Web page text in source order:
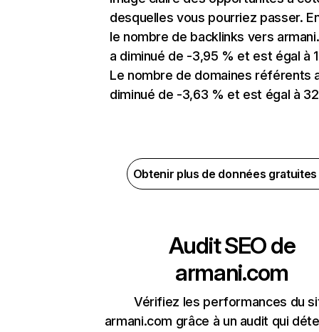
desquelles vous pourriez passer.
le nombre de backlinks vers
a diminué de -3,95 % et est égal à
Le nombre de domaines référents
diminué de -3,63 % et est égal à
Obtenir plus de données
Audit SEO de
armani.com
Vérifiez les performances du
armani.com grâce à un audit qui